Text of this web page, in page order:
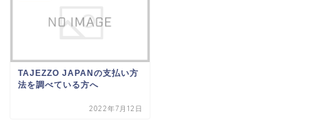
TAJEZZO JAPANの支払い方
法を調べている方へ
2022年7月12日